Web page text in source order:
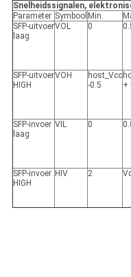
Snelheidssignalen,
Parameter Symbool Min.
SFP-uitvoer
laag
VOL 0
SFP-uitvoer
HIGH
VOH
host_Vcc
-0.5
+
SFP-invoer
laag
VIL 0
SFP-invoer
HIGH
HIV 2